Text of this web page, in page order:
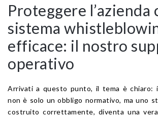
Proteggere l’azienda
sistema
efficace: il nostro
operativo
Arrivati a questo punto, il tema è chiaro:
non è solo un obbligo normativo, ma uno
costruito correttamente, diventa una